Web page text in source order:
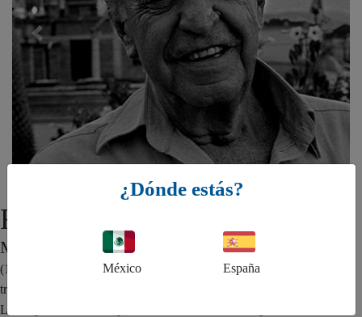
Previous
Rius Eduardo del Río
MÉXICO
(1934-2017). Caricaturista, historietista y escritor mexicano. Entre sus
trabajos más conocidos se encuentran las historietas Los agachados y
Los supermachos. Simpatizante de las ideas de izquierda, ha sido un
¿Dónde estás?
México España